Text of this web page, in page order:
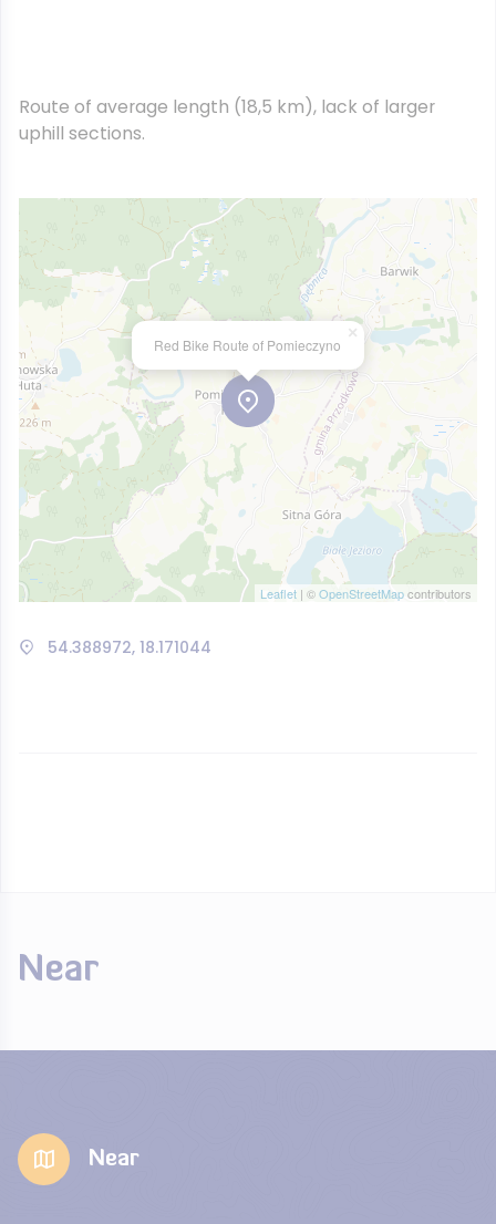
Route of average length (18,5 km), lack of larger
uphill sections.
Red Bike Route of Pomieczyno
×
Leaflet | ©OpenStreetMapcontributors
54.388972, 18.171044
Near
Near